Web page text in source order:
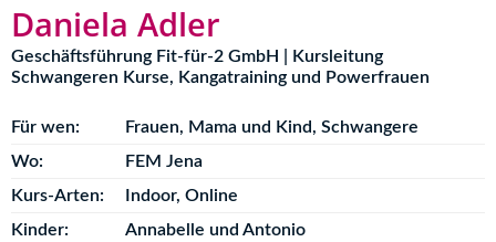
Daniela Adler
Geschäftsführung Fit-für-2 GmbH | Kursleitung
Schwangeren Kurse, Kangatraining und Powerfrauen
Für wen: Frauen, Mama und Kind, Schwangere
Wo:
FEM Jena
Kurs-Arten:
Indoor, Online
Kinder:
Annabelle und Antonio